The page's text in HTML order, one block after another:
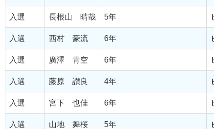
入選 長根山 晴哉 5年
入選 西村 豪流 6年
入選 廣澤 青空 6年
入選 藤原 讃良 4年
入選 宮下 也佳 6年
入選 山地 舞桜 5年